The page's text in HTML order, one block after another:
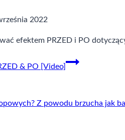
2022
efektem PRZED i PO
& PO [Video]